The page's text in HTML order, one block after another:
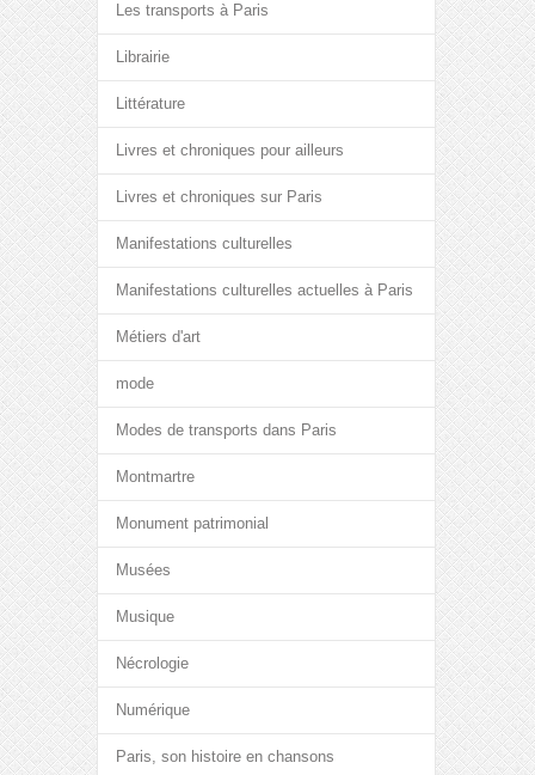
Les transports à Paris
Librairie
Littérature
Livres et chroniques pour ailleurs
Livres et chroniques sur Paris
Manifestations culturelles
Manifestations culturelles actuelles à Paris
Métiers d'art
mode
Modes de transports dans Paris
Montmartre
Monument patrimonial
Musées
Musique
Nécrologie
Numérique
Paris, son histoire en chansons